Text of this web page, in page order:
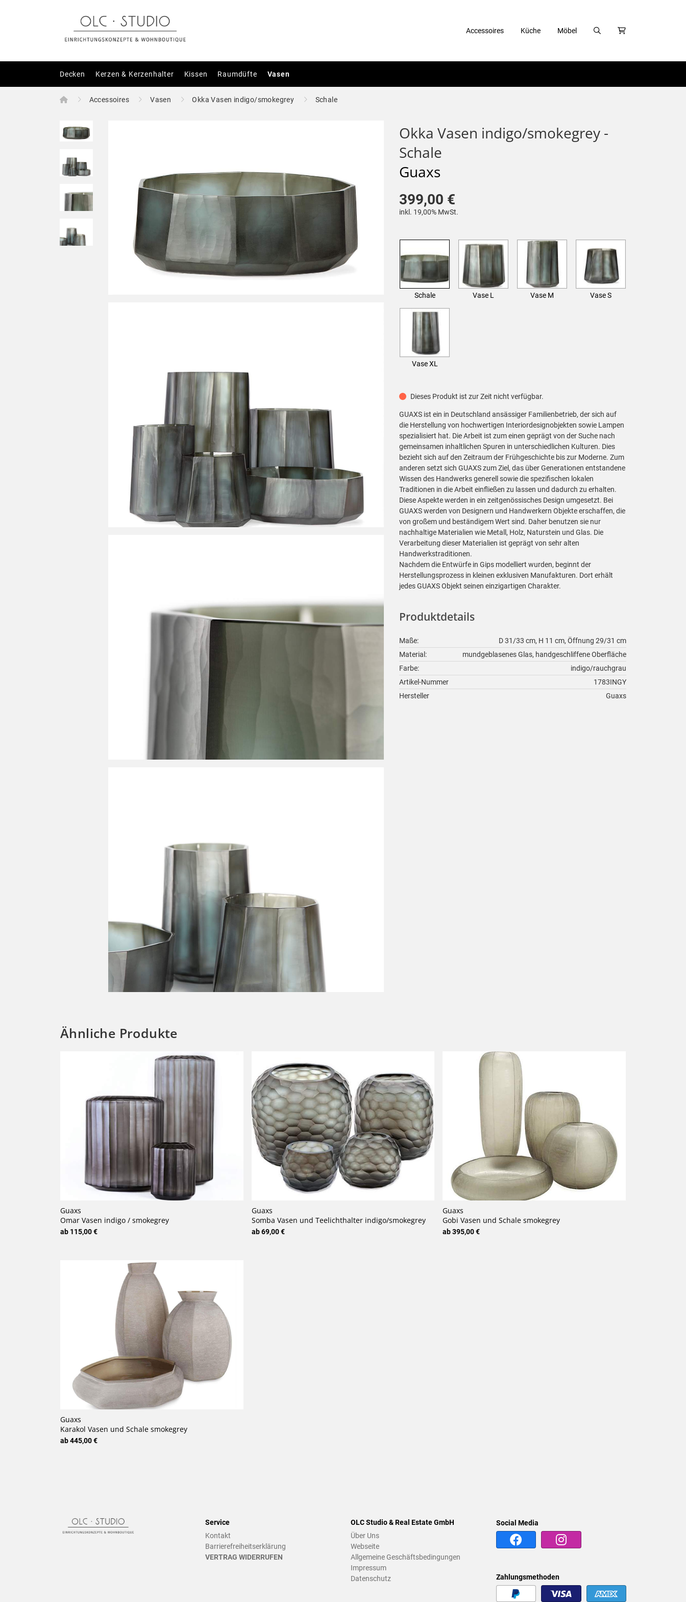
Accessoires Küche Möbel
Decken Kerzen & Kerzenhalter Kissen Raumdüfte Vasen
Home Accessoires Vasen Okka Vasen indigo/smokegrey Schale
Okka Vasen indigo/smokegrey -
Schale
Guaxs
399,00 €
inkl. 19,00% MwSt.
Schale Vase L Vase M Vase S
Vase XL
Dieses Produkt ist zur Zeit nicht verfügbar.
Produktbeschreibung
GUAXS ist ein in Deutschland ansässiger Familienbetrieb, der sich auf
die Herstellung von hochwertigen Interiordesignobjekten sowie Lampen
spezialisiert hat. Die Arbeit ist zum einen geprägt von der Suche nach
gemeinsamen inhaltlichen Spuren in unterschiedlichen Kulturen. Dies
bezieht sich auf den Zeitraum der Frühgeschichte bis zur Moderne. Zum
anderen setzt sich GUAXS zum Ziel, das über Generationen entstandene
Wissen des Handwerks generell sowie die spezifischen lokalen
Traditionen in die Arbeit einfließen zu lassen und dadurch zu erhalten.
Diese Aspekte werden in ein zeitgenössisches Design umgesetzt. Bei
GUAXS werden von Designern und Handwerkern Objekte erschaffen, die
von großem und beständigem Wert sind. Daher benutzen sie nur
nachhaltige Materialien wie Metall, Holz, Naturstein und Glas. Die
Verarbeitung dieser Materialien ist geprägt von sehr alten
Handwerkstraditionen.
Nachdem die Entwürfe in Gips modelliert wurden, beginnt der
Herstellungsprozess in kleinen exklusiven Manufakturen. Dort erhält
jedes GUAXS Objekt seinen einzigartigen Charakter.
Produktdetails
Maße:
D 31/33 cm, H 11 cm, Öffnung 29/31 cm
Material:
mundgeblasenes Glas, handgeschliffene Oberfläche
Farbe:
indigo/rauchgrau
Artikel-Nummer
1783INGY
Hersteller
Guaxs
Ähnliche Produkte
Guaxs
Omar Vasen indigo / smokegrey
ab 115,00 €
Guaxs
Somba Vasen und Teelichthalter indigo/smokegrey
ab 69,00 €
Guaxs
Gobi Vasen und Schale smokegrey
ab 395,00 €
Guaxs
Karakol Vasen und Schale smokegrey
ab 445,00 €
Service
Kontakt
Barrierefreiheitserklärung
VERTRAG WIDERRUFEN
OLC Studio & Real Estate GmbH
Über Uns
Webseite
Allgemeine Geschäftsbedingungen
Impressum
Datenschutz
Social Media
Zahlungsmethoden